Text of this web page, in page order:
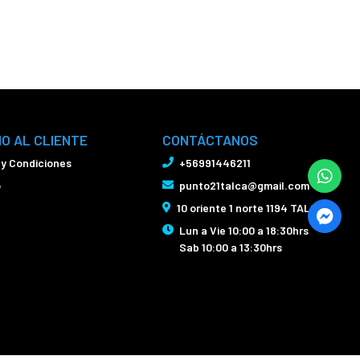
AL CLIENTE
Condiciones
CONTÁCTANOS
+56991446211
punto21talca@gmail.com
10 oriente 1 norte 1194 TALCA
Lun a Vie 10:00 a 18:30hrs
Sab 10:00 a 13:30hrs